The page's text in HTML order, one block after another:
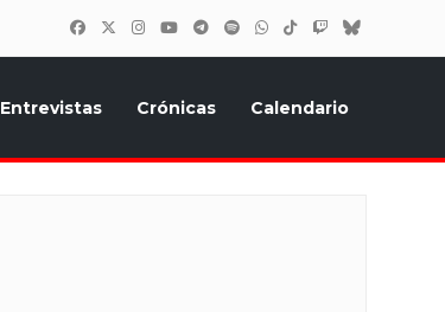
Entrevistas Crónicas Calendario